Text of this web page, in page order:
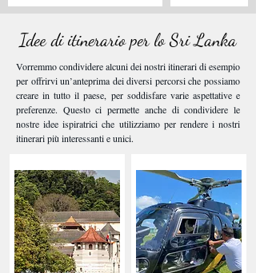
Idee di itinerario per lo Sri Lanka
Vorremmo condividere alcuni dei nostri itinerari di esempio
per offrirvi un’anteprima dei diversi percorsi che possiamo
creare in tutto il paese, per soddisfare varie aspettative e
preferenze. Questo ci permette anche di condividere le
nostre idee ispiratrici che utilizziamo per rendere i nostri
itinerari più interessanti e unici.